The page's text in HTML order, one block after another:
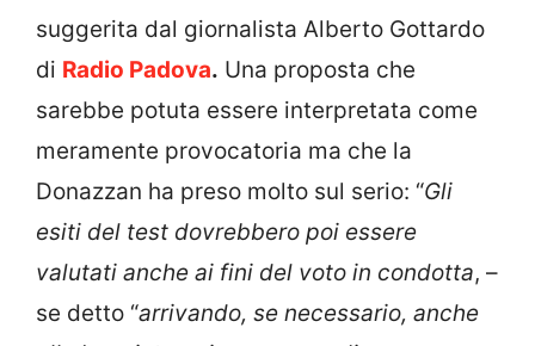
suggerita dal giornalista Alberto Gottardo
di Radio Padova. Una proposta che
sarebbe potuta essere interpretata come
meramente provocatoria ma che la
Donazzan ha preso molto sul serio: “Gli
esiti del test dovrebbero poi essere
valutati anche ai fini del voto in condotta, –
se detto “arrivando, se necessario, anche